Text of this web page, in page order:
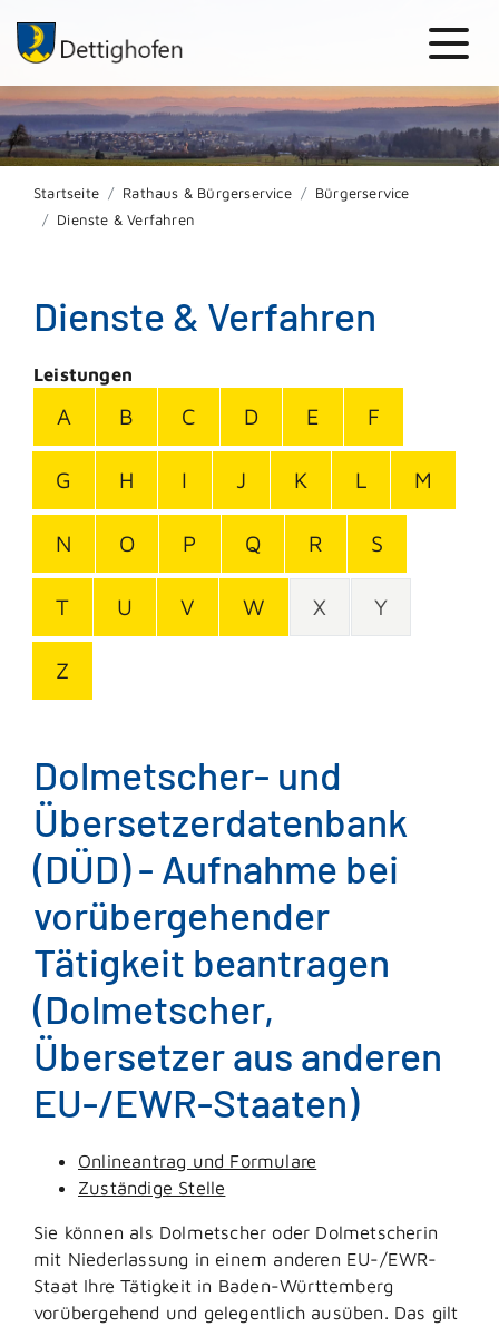
Startseite Rathaus & Bürgerservice
Bürgerservice
Dienste & Verfahren
Dienste & Verfahren
Leistungen
A B C D E F
G H I J K L M
N O P Q R S
T U V W X Y
Z
Dolmetscher- und
Übersetzerdatenbank
(DÜD) - Aufnahme bei
vorübergehender
Tätigkeit beantragen
(Dolmetscher,
Übersetzer aus anderen
EU-/EWR-Staaten)
Onlineantrag und Formulare
Zuständige Stelle
Sie können als Dolmetscher oder Dolmetscherin
mit Niederlassung in einem anderen EU-/EWR-
Staat Ihre Tätigkeit in Baden-Württemberg
vorübergehend und gelegentlich ausüben. Das gilt